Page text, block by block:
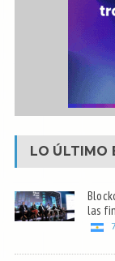
LO ÚLTIMO
las